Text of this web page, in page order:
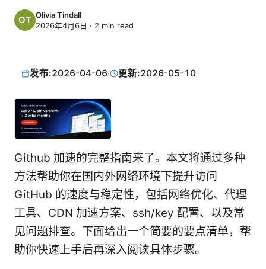
Olivia Tindall
2026年4月6日 · 2 min read
发布:2026-04-06· 更新:2026-05-10
Github 加速的完整指南来了。本文将通过多种
方法帮助你在国内外网络环境下提升访问
GitHub 的速度与稳定性，包括网络优化、代理
工具、CDN 加速方案、ssh/key 配置、以及常
见问题排查。下面给出一个简要的要点清单，帮
助你快速上手后再深入阅读具体步骤。